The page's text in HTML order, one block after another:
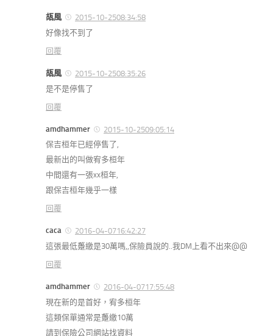
瓳風
2015-10-2508:34:58
好像找不到了
回覆
瓳風
2015-10-2508:35:26
是不是停售了
回覆
amdhammer
2015-10-2509:05:14
保吉桓年已經停售了,
最新出的叫做宥多桓年
中間還有一張xx桓年,
跟保吉桓年幾乎一樣
回覆
caca
2016-04-0716:42:27
這張最低躉繳是30萬嗎,,保險員說的..我DM上看不出來@@
回覆
amdhammer
2016-04-0717:55:48
現在新的是首好，宥多桓年
這類保單通常是躉繳10萬
請到保險公司網站找資料